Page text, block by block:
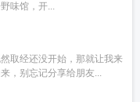
味馆，开...
取经还没开始，那就让我来
，别忘记分享给朋友...